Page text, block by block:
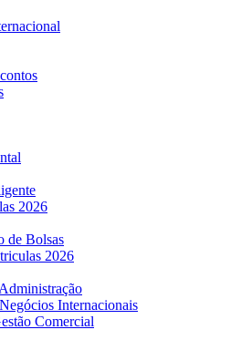
2026
de Bolsas
2026
Internacionais
Comercial